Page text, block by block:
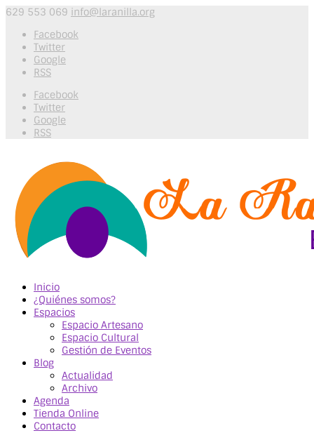
629 553 069 info@laranilla.org
Facebook
Twitter
Google
RSS
Facebook
Twitter
Google
RSS
Inicio
¿Quiénes somos?
Espacios
Espacio Artesano
Espacio Cultural
Gestión de Eventos
Blog
Actualidad
Archivo
Agenda
Tienda Online
Contacto